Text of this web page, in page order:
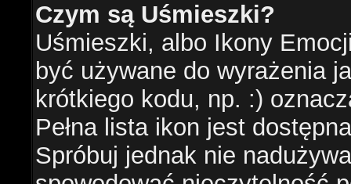
Czym są Uśmieszki?
Uśmieszki, albo Ikony
być używane do wyrażenia
krótkiego kodu, np. :)
Pełna lista ikon jest
Spróbuj jednak nie